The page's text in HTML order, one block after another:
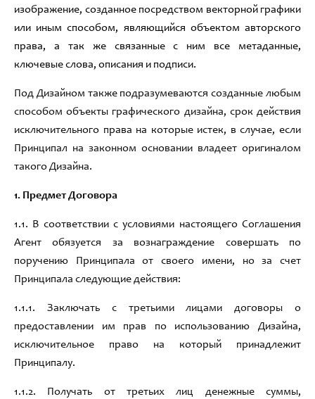
изображение, созданное посредством векторной графики
или иным способом, являющийся объектом авторского
права, а так же связанные с ним все метаданные,
ключевые слова, описания и подписи.
Под Дизайном также подразумеваются созданные любым
способом объекты графического дизайна, срок действия
исключительного права на которые истек, в случае, если
Принципал на законном основании владеет оригиналом
такого Дизайна.
1. Предмет Договора
1.1. В соответствии с условиями настоящего Соглашения
Агент обязуется за вознаграждение совершать по
поручению Принципала от своего имени, но за счет
Принципала следующие действия:
1.1.1.
Заключать с третьими лицами договоры о
предоставлении им прав по использованию Дизайна,
исключительное право на который принадлежит
Принципалу.
1.1.2. Получать от третьих лиц денежные суммы,